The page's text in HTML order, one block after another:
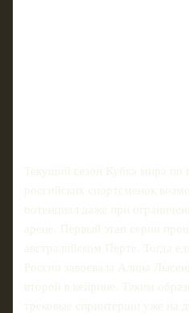
Текущий сезон Кубка мира по
российских спортсменок
потенциал даже при
арене. Первый этап серии
австралийском Перте. Тогда
России завоевала Алина
второй в кейрине. Таким
трековые спринтерши уже на